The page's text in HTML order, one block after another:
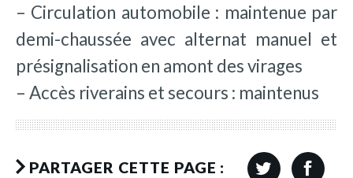
– Circulation automobile : maintenue par
demi-chaussée avec alternat manuel et
présignalisation en amont des virages
– Accès riverains et secours : maintenus
PARTAGER CETTE PAGE :